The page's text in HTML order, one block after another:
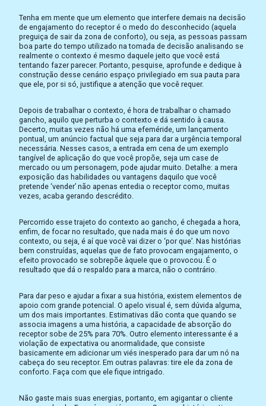
Tenha em mente que um elemento que interfere demais na decisão
de engajamento do receptor é o medo do desconhecido (aquela
preguiça de sair da zona de conforto), ou seja, as pessoas passam
boa parte do tempo utilizado na tomada de decisão analisando se
realmente o contexto é mesmo daquele jeito que você está
tentando fazer parecer. Portanto, pesquise, aprofunde e dedique à
construção desse cenário espaço privilegiado em sua pauta para
que ele, por si só, justifique a atenção que você requer.
Depois de trabalhar o contexto, é hora de trabalhar o chamado
gancho, aquilo que perturba o contexto e dá sentido à causa.
Decerto, muitas vezes não há uma efeméride, um lançamento
pontual, um anúncio factual que seja para dar a urgência temporal
necessária. Nesses casos, a entrada em cena de um exemplo
tangível de aplicação do que você propõe, seja um case de
mercado ou um personagem, pode ajudar muito. Detalhe: a mera
exposição das habilidades ou vantagens daquilo que você
pretende ‘vender’ não apenas entedia o receptor como, muitas
vezes, acaba gerando descrédito.
Percorrido esse trajeto do contexto ao gancho, é chegada a hora,
enfim, de focar no resultado, que nada mais é do que um novo
contexto, ou seja, é aí que você vai dizer o ‘por que’. Nas histórias
bem construídas, aquelas que de fato provocam engajamento, o
efeito provocado se sobrepõe àquele que o provocou. É o
resultado que dá o respaldo para a marca, não o contrário.
Para dar peso e ajudar a fixar a sua história, existem elementos de
apoio com grande potencial. O apelo visual é, sem dúvida alguma,
um dos mais importantes. Estimativas dão conta que quando se
associa imagens a uma história, a capacidade de absorção do
receptor sobe de 25% para 70%. Outro elemento interessante é a
violação de expectativa ou anormalidade, que consiste
basicamente em adicionar um viés inesperado para dar um nó na
cabeça do seu receptor. Em outras palavras: tire ele da zona de
conforto. Faça com que ele fique intrigado.
Não gaste mais suas energias, portanto, em agigantar o cliente